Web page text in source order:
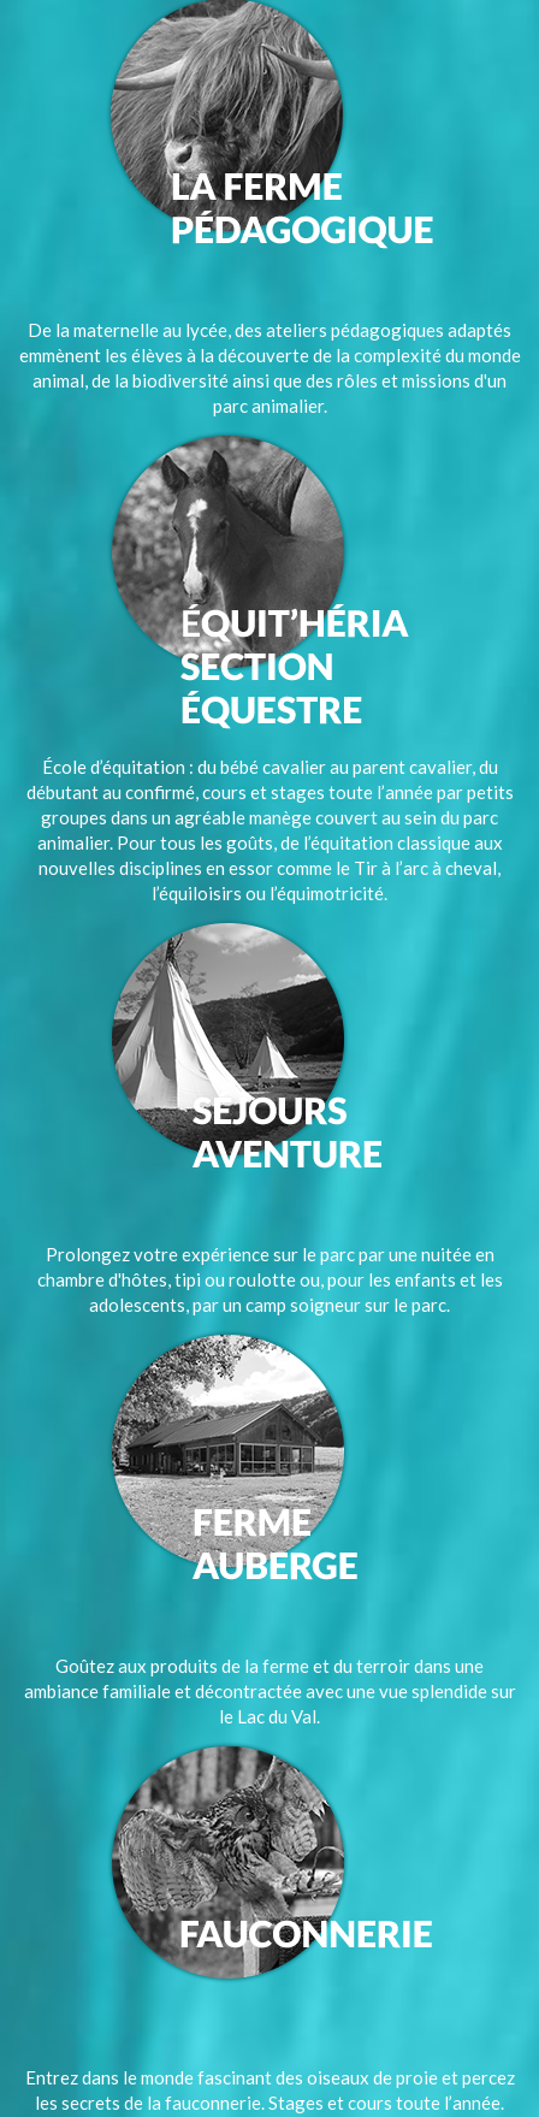
De la maternelle au lycée, des ateliers pédagogiques adaptés
emmènent les élèves à la découverte de la complexité du monde
animal, de la biodiversité ainsi que des rôles et missions d'un
parc animalier.
École d’équitation : du bébé cavalier au parent cavalier, du
débutant au confirmé, cours et stages toute l’année par petits
groupes dans un agréable manège couvert au sein du parc
animalier. Pour tous les goûts, de l’équitation classique aux
nouvelles disciplines en essor comme le Tir à l’arc à cheval,
l’équiloisirs ou l’équimotricité.
Prolongez votre expérience sur le parc par une nuitée en
chambre d'hôtes, tipi ou roulotte ou, pour les enfants et les
adolescents, par un camp soigneur sur le parc.
Goûtez aux produits de la ferme et du terroir dans une
ambiance familiale et décontractée avec une vue splendide sur
le Lac du Val.
Entrez dans le monde fascinant des oiseaux de proie et percez
les secrets de la fauconnerie. Stages et cours toute l’année.